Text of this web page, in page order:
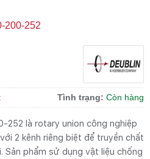
Tình trạng: Còn hàng
là rotary union công nghiệp
2 kênh riêng biệt để truyền chất
Sản phẩm sử dụng vật liệu chống